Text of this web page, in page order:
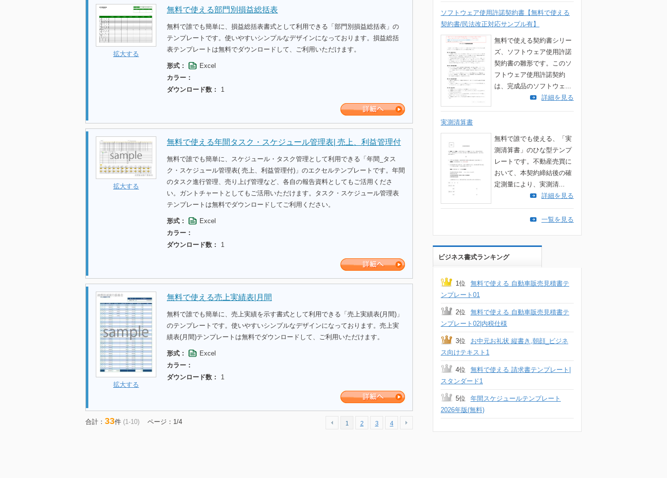
拡大する
無料で使える部門別損益総括表
無料で誰でも簡単に、損益総括表書式として利用できる「部門別損益総括表」の
テンプレートです。使いやすいシンプルなデザインになっております。損益総括
表テンプレートは無料でダウンロードして、ご利用いただけます。
形式：
Excel
カラー：
ダウンロード数：
1
拡大する
無料で使える年間タスク・スケジュール管理表| 売上、利益管理付
無料で誰でも簡単に、スケジュール・タスク管理として利用できる「年間_タス
ク・スケジュール管理表( 売上、利益管理付)」のエクセルテンプレートです。年間
のタスク進行管理、売り上げ管理など、各自の報告資料としてもご活用くださ
い。ガントチャートとしてもご活用いただけます。タスク・スケジュール管理表
テンプレートは無料でダウンロードしてご利用ください。
形式：
Excel
カラー：
ダウンロード数：
1
拡大する
無料で使える売上実績表|月間
無料で誰でも簡単に、売上実績を示す書式として利用できる「売上実績表(月間)」
のテンプレートです。使いやすいシンプルなデザインになっております。売上実
績表(月間)テンプレートは無料でダウンロードして、ご利用いただけます。
形式：
Excel
カラー：
ダウンロード数：
1
合計： 33件 (1-10) ページ：1/4 1 2 3 4
ソフトウェア使用許諾契約書【無料で使える
契約書/民法改正対応サンプル有】
無料で使える契約書シリー
ズ、ソフトウェア使用許諾
契約書の雛形です。このソ
フトウェア使用許諾契約
は、完成品のソフトウェ...
詳細を見る
実測清算書
無料で誰でも使える、「実
測清算書」のひな型テンプ
レートです。不動産売買に
おいて、本契約締結後の確
定測量により、実測清...
詳細を見る
一覧を見る
ビジネス書式ランキング
1位
無料で使える 自動車販売見積書テ
ンプレート01
2位
無料で使える 自動車販売見積書テ
ンプレート02|内税仕様
3位
お中元お礼状 縦書き,朝顔_ビジネ
ス向けテキスト1
4位
無料で使える 請求書テンプレート|
スタンダード1
5位
年間スケジュールテンプレート
2026年版(無料)